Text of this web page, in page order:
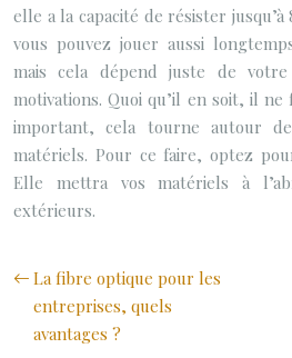
elle a la capacité de résister
vous pouvez jouer aussi
mais cela dépend juste de
motivations. Quoi qu’il en soit, il
important, cela tourne autour
matériels. Pour ce faire, optez
Elle mettra vos matériels à
extérieurs.
La fibre optique pour les
entreprises, quels
avantages ?